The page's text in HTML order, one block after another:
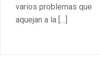
varios problemas que
aquejan a la […]